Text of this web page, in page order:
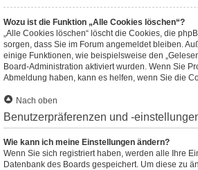
Wozu ist die Funktion „Alle Cookies löschen“?
„Alle Cookies löschen“ löscht die Cookies, die
sorgen, dass Sie im Forum angemeldet bleiben.
einige Funktionen, wie beispielsweise den
Board-Administration aktiviert wurden. Wenn Sie
Abmeldung haben, kann es helfen, wenn Sie die
Nach oben
Benutzerpräferenzen und -
Wie kann ich meine Einstellungen ändern?
Wenn Sie sich registriert haben, werden alle Ihre
Datenbank des Boards gespeichert. Um diese zu